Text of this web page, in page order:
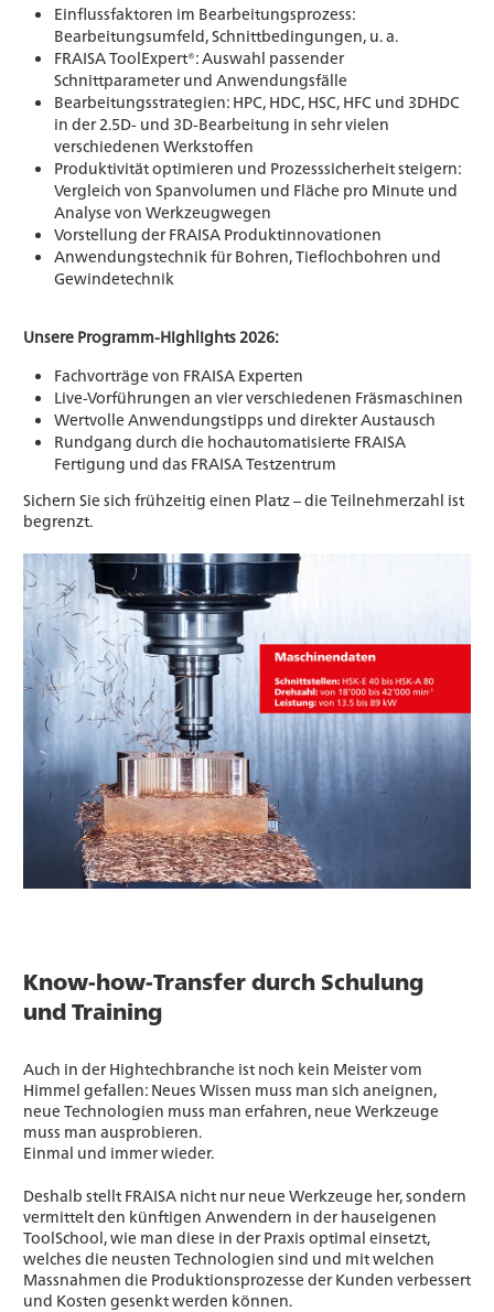
Einflussfaktoren im Bearbeitungsprozess:
Bearbeitungsumfeld, Schnittbedingungen, u. a.
FRAISA ToolExpert®: Auswahl passender
Schnittparameter und Anwendungsfälle
Bearbeitungsstrategien: HPC, HDC, HSC, HFC und 3DHDC
in der 2.5D- und 3D-Bearbeitung in sehr vielen
verschiedenen Werkstoffen
Produktivität optimieren und Prozesssicherheit steigern:
Vergleich von Spanvolumen und Fläche pro Minute und
Analyse von Werkzeugwegen
Vorstellung der FRAISA Produktinnovationen
Anwendungstechnik für Bohren, Tieflochbohren und
Gewindetechnik
Unsere Programm-Highlights 2026:
Fachvorträge von FRAISA Experten
Live-Vorführungen an vier verschiedenen Fräsmaschinen
Wertvolle Anwendungstipps und direkter Austausch
Rundgang durch die hochautomatisierte FRAISA
Fertigung und das FRAISA Testzentrum
Sichern Sie sich frühzeitig einen Platz – die Teilnehmerzahl ist
begrenzt.
Know-how-Transfer durch Schulung
und Training
Auch in der Hightechbranche ist noch kein Meister vom
Himmel gefallen: Neues Wissen muss man sich aneignen,
neue Technologien muss man erfahren, neue Werkzeuge
muss man ausprobieren.
Einmal und immer wieder.
Deshalb stellt FRAISA nicht nur neue Werkzeuge her, sondern
vermittelt den künftigen Anwendern in der hauseigenen
ToolSchool, wie man diese in der Praxis optimal einsetzt,
welches die neusten Technologien sind und mit welchen
Massnahmen die Produktionsprozesse der Kunden verbessert
und Kosten gesenkt werden können.